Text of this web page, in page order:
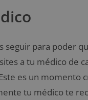
seguir para poder
a tu médico de
es un momento
tu médico te